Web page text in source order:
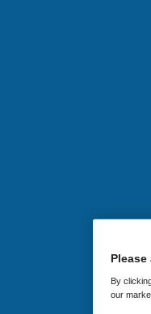
By
our